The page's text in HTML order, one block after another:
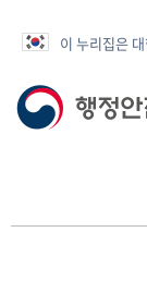
이 누리집은